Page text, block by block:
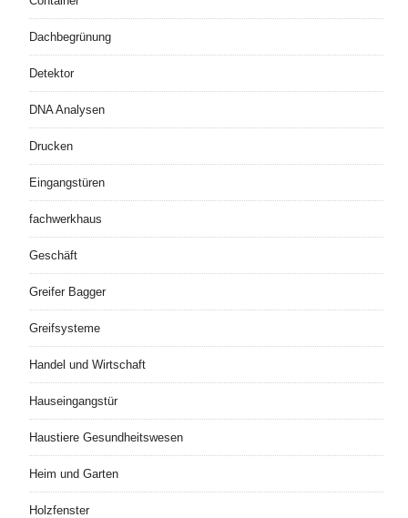
Dachbegrünung
Detektor
DNA Analysen
Drucken
Eingangstüren
fachwerkhaus
Geschäft
Greifer Bagger
Greifsysteme
Handel und Wirtschaft
Hauseingangstür
Haustiere Gesundheitswesen
Heim und Garten
Holzfenster